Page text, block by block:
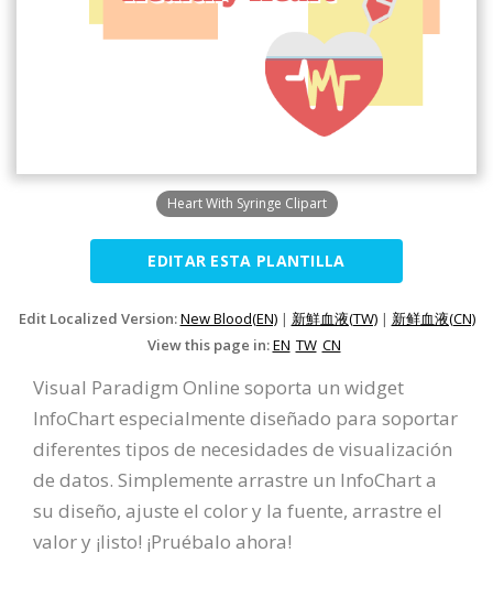
Heart With Syringe Clipart
EDITAR ESTA PLANTILLA
Edit Localized Version:New Blood(EN)| 新鮮血液(TW)| 新鲜血液(CN)
View this page in:EN TW CN
Visual Paradigm Online soporta un widget
InfoChart especialmente diseñado para soportar
diferentes tipos de necesidades de visualización
de datos. Simplemente arrastre un InfoChart a
su diseño, ajuste el color y la fuente, arrastre el
valor y ¡listo! ¡Pruébalo ahora!